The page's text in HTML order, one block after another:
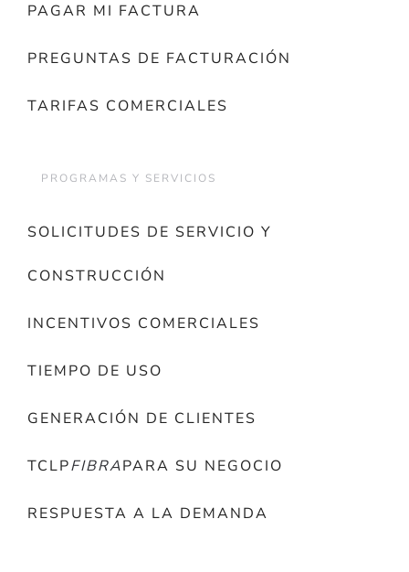
PAGAR MI FACTURA
PREGUNTAS DE FACTURACIÓN
TARIFAS COMERCIALES
PROGRAMAS Y SERVICIOS
SOLICITUDES DE SERVICIO Y
CONSTRUCCIÓN
INCENTIVOS COMERCIALES
TIEMPO DE USO
GENERACIÓN DE CLIENTES
TCLPFIBRAPARA SU NEGOCIO
RESPUESTA A LA DEMANDA